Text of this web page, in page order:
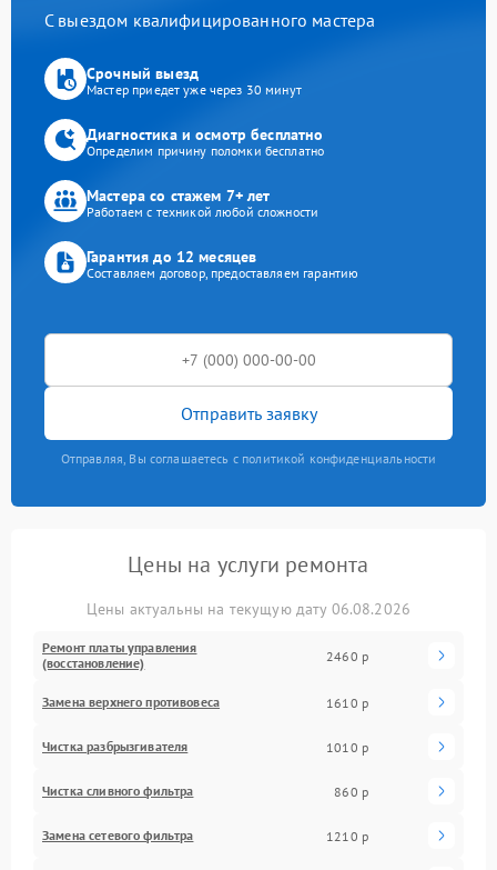
С выездом квалифицированного мастера
Срочный выезд
Мастер приедет уже через 30 минут
Диагностика и осмотр бесплатно
Определим причину поломки бесплатно
Мастера со стажем 7+ лет
Работаем с техникой любой сложности
Гарантия до 12 месяцев
Составляем договор, предоставляем гарантию
Отправить заявку
Отправляя, Вы соглашаетесь с политикой конфиденциальности
Цены на услуги ремонта
Цены актуальны на текущую дату 06.08.2026
Ремонт платы управления
(восстановление)
2460 р
Замена верхнего противовеса 1610 р
Чистка разбрызгивателя 1010 р
Чистка сливного фильтра 860 р
Замена сетевого фильтра 1210 р